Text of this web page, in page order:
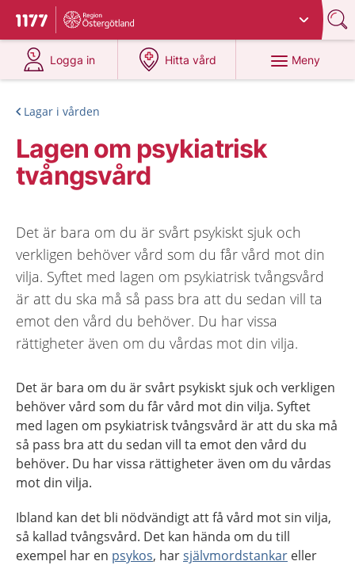
Till startsidan för 1177
Du har valt region
Logga in
på 1177.se
Hitta vård
på 1177.se
Meny
Lagar i vården
Lagen om psykiatrisk
tvångsvård
Det är bara om du är svårt psykiskt sjuk och
verkligen behöver vård som du får vård mot din
vilja. Syftet med lagen om psykiatrisk tvångsvård
är att du ska må så pass bra att du sedan vill ta
emot den vård du behöver. Du har vissa
rättigheter även om du vårdas mot din vilja.
Det är bara om du är svårt psykiskt sjuk och verkligen
behöver vård som du får vård mot din vilja. Syftet
med lagen om psykiatrisk tvångsvård är att du ska må
så pass bra att du sedan vill ta emot den vård du
behöver. Du har vissa rättigheter även om du vårdas
mot din vilja.
Ibland kan det bli nödvändigt att få vård mot sin vilja,
så kallad tvångsvård. Det kan hända om du till
exempel har en psykos, harsjälvmordstankar eller